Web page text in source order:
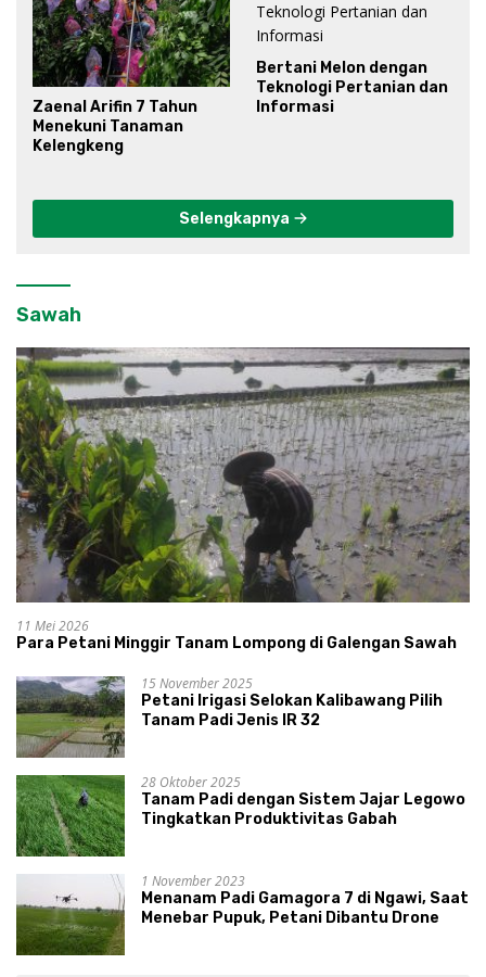
Zaenal Arifin 7 Tahun
Menekuni Tanaman
Kelengkeng
Bertani Melon dengan
Teknologi Pertanian dan
Informasi
Selengkapnya
Sawah
11 Mei 2026
Para Petani Minggir Tanam Lompong di Galengan Sawah
15 November 2025
Petani Irigasi Selokan Kalibawang Pilih
Tanam Padi Jenis IR 32
28 Oktober 2025
Tanam Padi dengan Sistem Jajar Legowo
Tingkatkan Produktivitas Gabah
1 November 2023
Menanam Padi Gamagora 7 di Ngawi, Saat
Menebar Pupuk, Petani Dibantu Drone